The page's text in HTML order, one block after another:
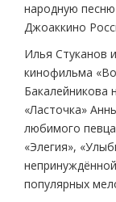
народную
Джоаккино
Илья Стуканов
кинофильма
Бакалейникова
«Ласточка»
любимого
«Элегия»,
популярных